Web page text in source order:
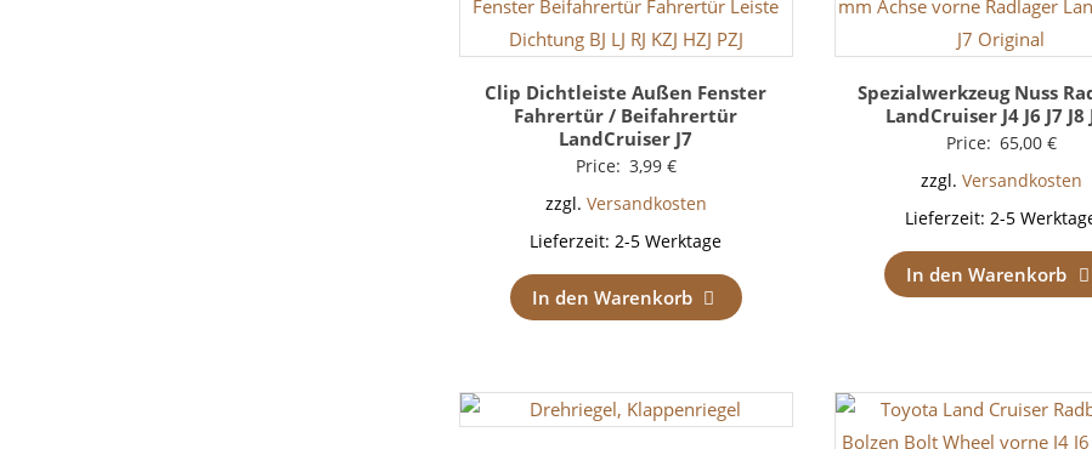
Clip Dichtleiste Außen Fenster
Fahrertür / Beifahrertür
LandCruiser J7
Price: 3,99 €
zzgl. Versandkosten
Lieferzeit:2-5 Werktage
In den Warenkorb
Spezialwerkzeug Nuss
LandCruiser J4 J6 J7 J8
Price: 65,00 €
zzgl. Versandkosten
Lieferzeit:2-5
In den Warenkorb